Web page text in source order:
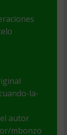
la-
autor
mbonzo